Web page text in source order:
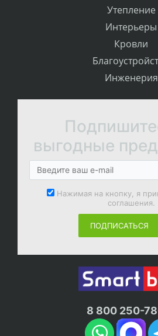
Утепление
Интерьеры
Кровли
Инженерия
выгодные
Нажимая на кнопку, я
соглашения.
ПОДПИСАТЬСЯ
8 800 250-